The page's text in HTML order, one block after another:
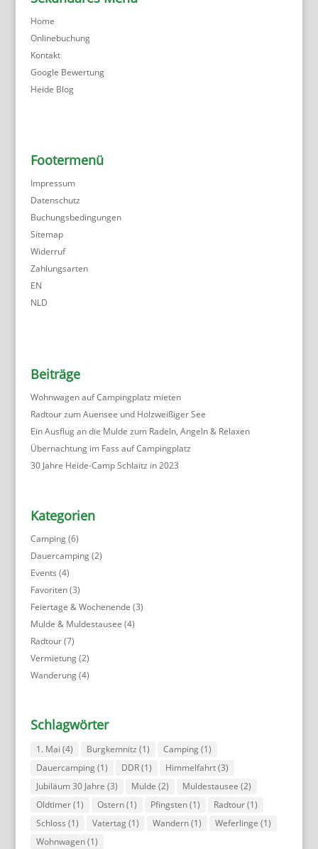
Home
Onlinebuchung
Kontakt
Google Bewertung
Heide Blog
Footermenü
Impressum
Datenschutz
Buchungsbedingungen
Sitemap
Widerruf
Zahlungsarten
EN
NLD
Beiträge
Wohnwagen auf Campingplatz mieten
Radtour zum Auensee und Holzweißiger See
Ein Ausflug an die Mulde zum Radeln, Angeln & Relaxen
Übernachtung im Fass auf Campingplatz
30 Jahre Heide-Camp Schlaitz in 2023
Kategorien
Camping(6)
Dauercamping(2)
Events (4)
Favoriten(3)
Feiertage & Wochenende (3)
Mulde & Muldestausee (4)
Radtour(7)
Vermietung(2)
Wanderung(4)
Schlagwörter
1. Mai (4) Burgkemnitz (1) Camping(1)
Dauercamping(1) DDR(1) Himmelfahrt(3)
Jubiläum 30 Jahre (3) Mulde (2) Muldestausee (2)
Oldtimer(1) Ostern(1) Pfingsten(1) Radtour(1)
Schloss (1) Vatertag(1) Wandern(1) Weferlinge (1)
Wohnwagen(1)